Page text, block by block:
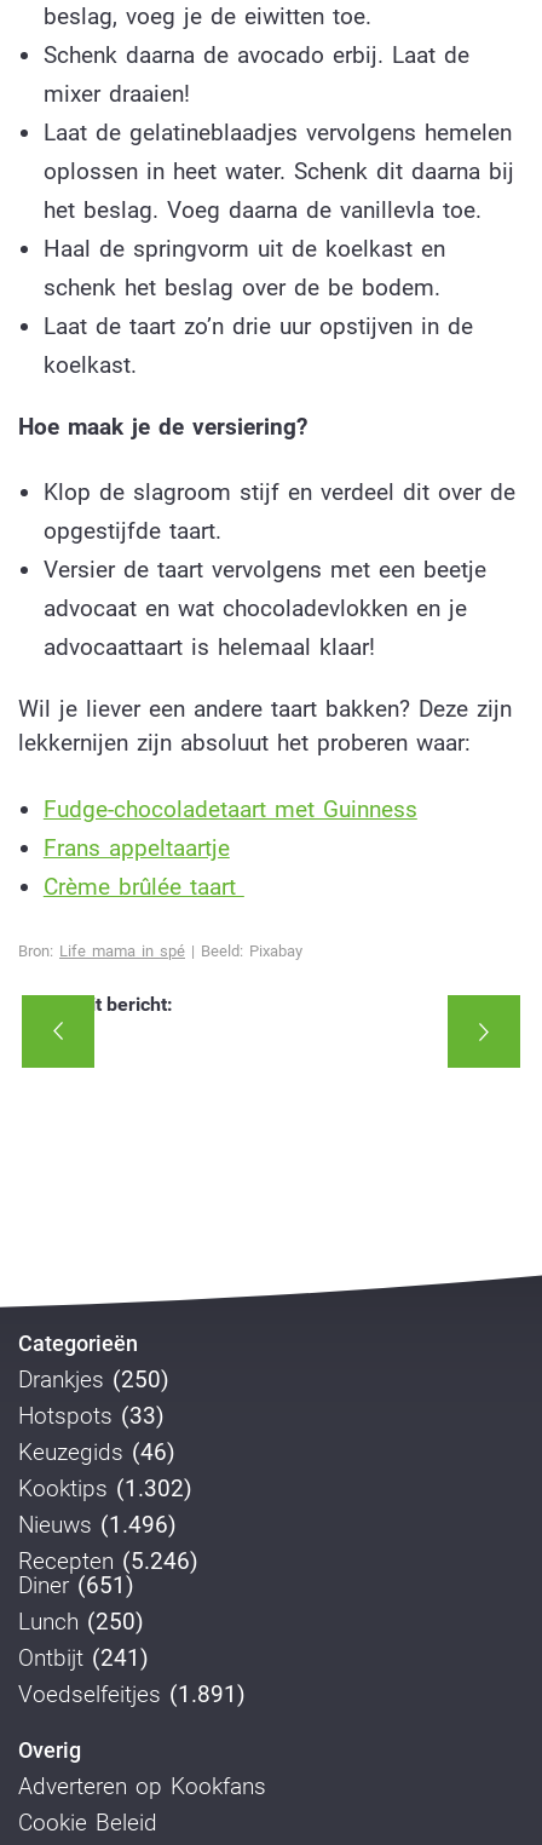
beslag, voeg je de eiwitten toe.
Schenk daarna de avocado erbij. Laat de
mixer draaien!
Laat de gelatineblaadjes vervolgens hemelen
oplossen in heet water. Schenk dit daarna bij
het beslag. Voeg daarna de vanillevla toe.
Haal de springvorm uit de koelkast en
schenk het beslag over de be bodem.
Laat de taart zo’n drie uur opstijven in de
koelkast.
Hoe maak je de versiering?
Klop de slagroom stijf en verdeel dit over de
opgestijfde taart.
Versier de taart vervolgens met een beetje
advocaat en wat chocoladevlokken en je
advocaattaart is helemaal klaar!
Wil je liever een andere taart bakken? Deze zijn
lekkernijen zijn absoluut het proberen waar:
Fudge-chocoladetaart met Guinness
Frans appeltaartje
Crème brûlée taart
Bron: Life mama in spé | Beeld: Pixabay
Deel dit bericht:
Categorieën
Drankjes (250)
Hotspots (33)
Keuzegids (46)
Kooktips (1.302)
Nieuws (1.496)
Recepten (5.246)
Diner (651)
Lunch (250)
Ontbijt (241)
Voedselfeitjes (1.891)
Overig
Adverteren op Kookfans
Cookie Beleid